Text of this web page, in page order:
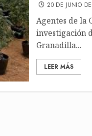
20 DE JUNIO
Agentes de la
investigación
Granadilla...
LEER MÁS